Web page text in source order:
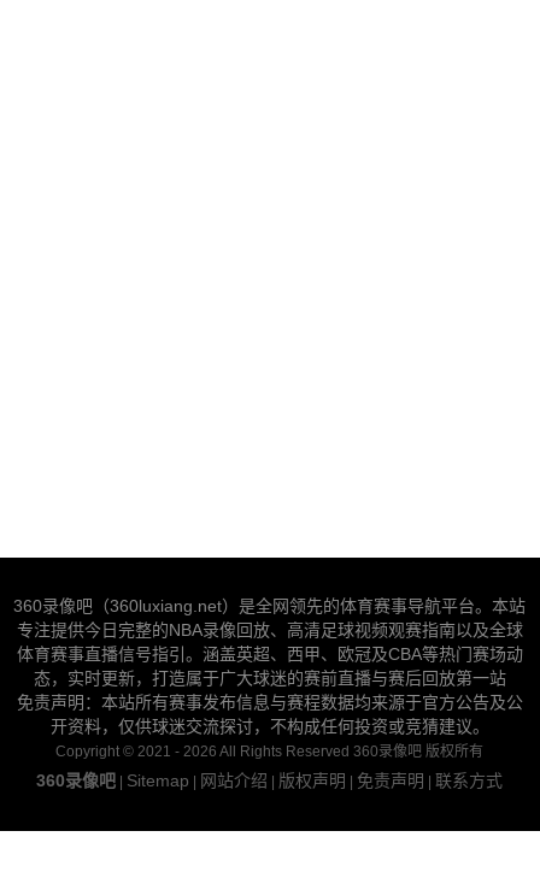
360录像吧（360luxiang.net）是全网领先的体育赛事导航平台。本站
专注提供今日完整的NBA录像回放、高清足球视频观赛指南以及全球
体育赛事直播信号指引。涵盖英超、西甲、欧冠及CBA等热门赛场动
态，实时更新，打造属于广大球迷的赛前直播与赛后回放第一站
免责声明：本站所有赛事发布信息与赛程数据均来源于官方公告及公
开资料，仅供球迷交流探讨，不构成任何投资或竞猜建议。
Copyright © 2021 - 2026 All Rights Reserved 360录像吧 版权所有
360录像吧 Sitemap 网站介绍 版权声明 免责声明 |联系方式